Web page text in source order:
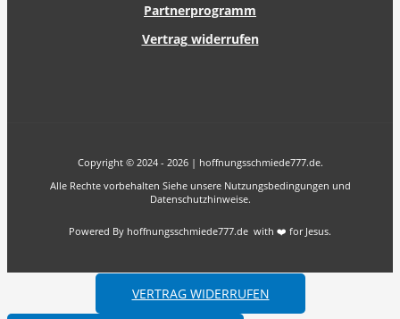
Partnerprogramm
Vertrag widerrufen
Copyright © 2024 - 2026 | hoffnungsschmiede777.de.
Alle Rechte vorbehalten Siehe unsere Nutzungsbedingungen und
Datenschutzhinweise.
Powered By hoffnungsschmiede777.de with ❤️ for Jesus.
VERTRAG WIDERRUFEN